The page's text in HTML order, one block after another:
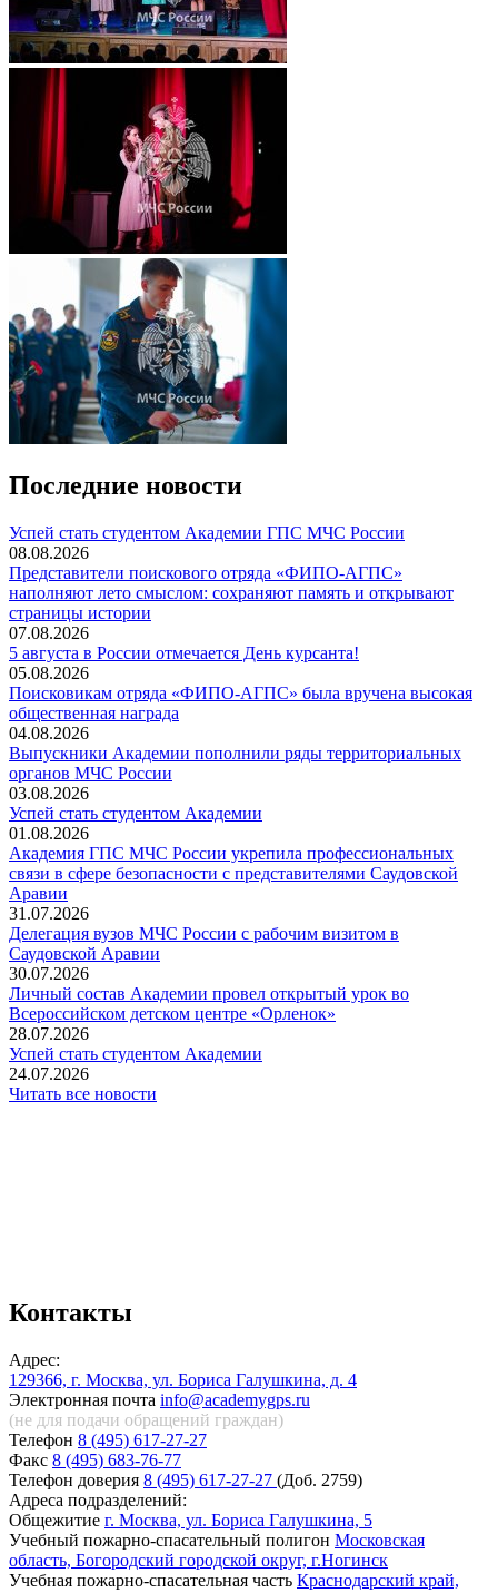
Последние новости
️Успей стать студентом Академии ГПС МЧС России
08.08.2026
Представители поискового отряда «ФИПО-АГПС»
наполняют лето смыслом: сохраняют память и открывают
страницы истории
07.08.2026
5 августа в России отмечается День курсанта!
05.08.2026
Поисковикам отряда «ФИПО-АГПС» была вручена высокая
общественная награда
04.08.2026
Выпускники Академии пополнили ряды территориальных
органов МЧС России
03.08.2026
Успей стать студентом Академии
01.08.2026
Академия ГПС МЧС России укрепила профессиональных
связи в сфере безопасности с представителями Саудовской
Аравии
31.07.2026
Делегация вузов МЧС России с рабочим визитом в
Саудовской Аравии
30.07.2026
Личный состав Академии провел открытый урок во
Всероссийском детском центре «Орленок»
28.07.2026
️Успей стать студентом Академии
24.07.2026
Читать все новости
Контакты
Адрес:
129366, г. Москва, ул. Бориса Галушкина, д. 4
Электронная почта info@academygps.ru
(не для подачи обращений граждан)
Телефон 8 (495) 617-27-27
Факс 8 (495) 683-76-77
Телефон доверия 8 (495) 617-27-27 (Доб. 2759)
Адреса подразделений:
Общежитие г. Москва, ул. Бориса Галушкина, 5
Учебный пожарно-спасательный полигон Московская
область, Богородский городской округ, г.Ногинск
Учебная пожарно-спасательная часть Краснодарский край,